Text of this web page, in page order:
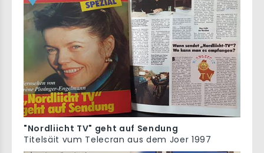
"Nordliicht TV" geht auf Sendung
Titelsäit vum Telecran aus dem Joer 1997